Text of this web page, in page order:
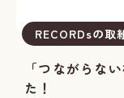
RECORDsの取
「つながらな
た！